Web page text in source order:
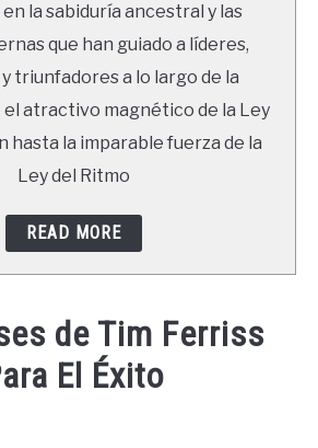
la sabiduría ancestral y las
que han guiado a líderes,
triunfadores a lo largo de la
el atractivo magnético de la Ley
hasta la imparable fuerza de la
Ley del Ritmo
READ MORE
de Tim Ferriss
El Éxito